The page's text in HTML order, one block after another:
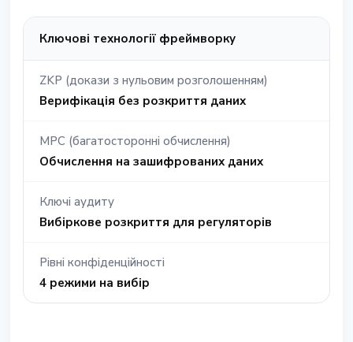
Ключові технології фреймворку
ZKP (докази з нульовим розголошенням)
Верифікація без розкриття даних
MPC (багатосторонні обчислення)
Обчислення на зашифрованих даних
Ключі аудиту
Вибіркове розкриття для регуляторів
Рівні конфіденційності
4 режими на вибір